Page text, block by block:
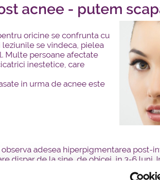
acnee - putem
oricine se confrunta cu
se vindeca, pielea
Multe persoane afectate
inestetice, care
in urma de acnee este
adesea hiperpigmentarea post-
dispar de la sine, de obicei, in 3-6 luni.